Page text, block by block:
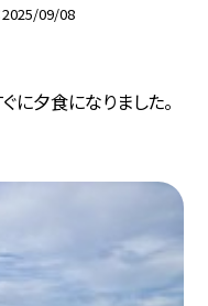
2025/09/08
に夕食になりました。